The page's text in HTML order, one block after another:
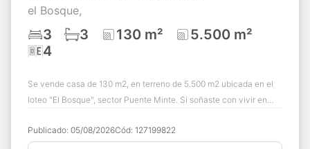
el Bosque,
3 3 130 m²
5.500 m²
4
Se vende casa de 130 m2, en terreno de 5.500 m2 ubicada en el
loteo "El Bosque", sector Puente Minte. Si soñaste con vivir en
Publicado: 05/08/2026Cód: 127199822